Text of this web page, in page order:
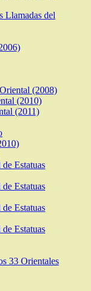
Llamadas del
(2008)
(2010)
(2011)
Estatuas
Estatuas
Estatuas
Estatuas
33 Orientales